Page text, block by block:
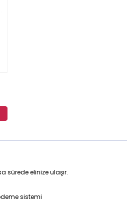
sürede elinize ulaşır.
sistemi